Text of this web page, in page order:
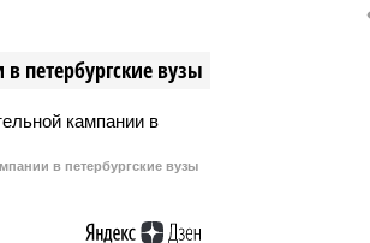
петербургские вузы
в петербургские вузы